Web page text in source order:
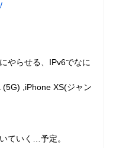
やらせる、IPv6でなに
,iPhone XS(ジャン
ていく…予定。